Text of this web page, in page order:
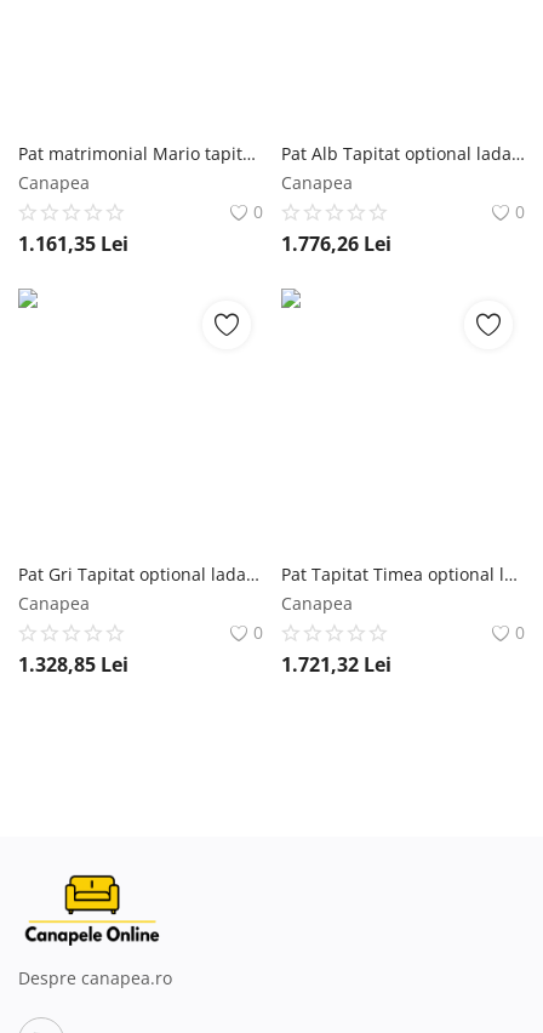
Pat matrimonial Mario tapitat wenge 160x200 Mobila Laguna
Canapea
0
1.161,35 Lei
Pat Alb Tapitat optional lada de depozitare 180x200 2 sertare Mobila Laguna
Canapea
0
1.776,26 Lei
Pat Gri Tapitat optional lada de depozitare 180x200 Fara lada Mobila Laguna
Canapea
0
1.328,85 Lei
Pat Tapitat Timea optional lada de depozitare 160x200 2 sertare Mobila Laguna
Canapea
0
1.721,32 Lei
Despre canapea.ro